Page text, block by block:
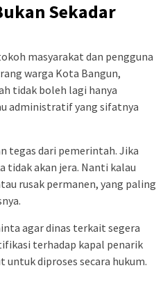
Sekadar
masyarakat dan pengguna
warga Kota Bangun,
tidak boleh lagi hanya
administratif yang sifatnya
tegas dari pemerintah. Jika
tidak akan jera. Nanti kalau
rusak permanen, yang paling
agar dinas terkait segera
terhadap kapal penarik
diproses secara hukum.